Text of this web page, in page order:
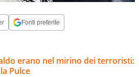
Fonti preferite
erano nel mirino dei terroristi:
Pulce